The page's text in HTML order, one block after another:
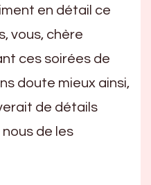
en détail ce
vous, chère
ces soirées de
doute mieux ainsi,
de détails
de les